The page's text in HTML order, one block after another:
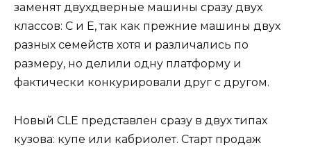
заменят двухдверные машины сразу двух
классов: C и E, так как прежние машины двух
разных семейств хотя и различались по
размеру, но делили одну платформу и
фактически конкурировали друг с другом.
Новый CLE представлен сразу в двух типах
кузова: купе или кабриолет. Старт продаж